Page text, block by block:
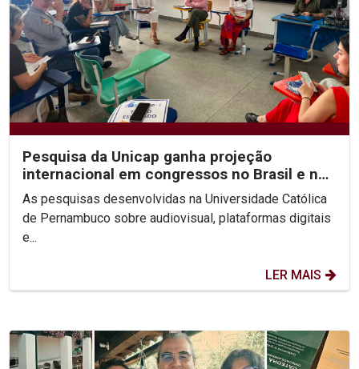
Pesquisa da Unicap ganha projeção
internacional em congressos no Brasil e no
México
As pesquisas desenvolvidas na Universidade Católica
de Pernambuco sobre audiovisual, plataformas digitais
e...
LER MAIS